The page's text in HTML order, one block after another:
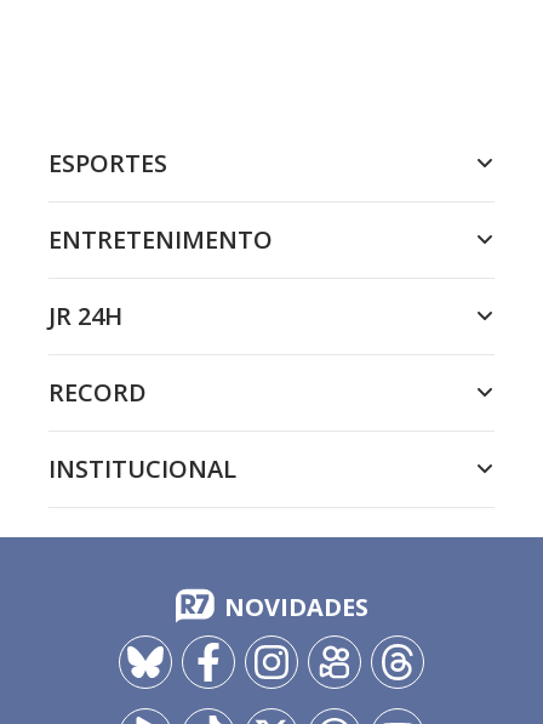
ESPORTES
ENTRETENIMENTO
JR 24H
RECORD
INSTITUCIONAL
NOVIDADES